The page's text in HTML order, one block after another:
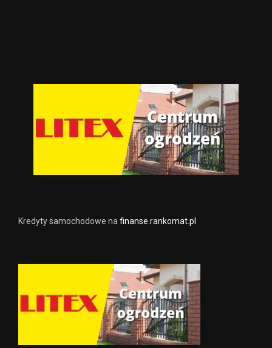
Kredyty samochodowe na finanse.rankomat.pl